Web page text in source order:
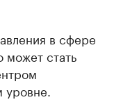
в сфере
может стать
уровне.